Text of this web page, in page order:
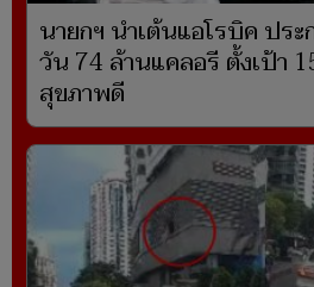
นายกฯ นำเต้นแอโรบิค ประ
วัน 74 ล้านแคลอรี ตั้งเป้า
สุขภาพดี